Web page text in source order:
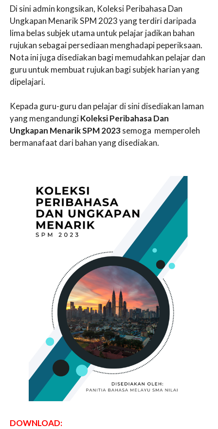
Di sini admin kongsikan, Koleksi Peribahasa Dan
Ungkapan Menarik SPM 2023 yang terdiri daripada
lima belas subjek utama untuk pelajar jadikan bahan
rujukan sebagai persediaan menghadapi peperiksaan.
Nota ini juga disediakan bagi memudahkan pelajar dan
guru untuk membuat rujukan bagi subjek harian yang
dipelajari.
Kepada guru-guru dan pelajar di sini disediakan laman
yang mengandungiKoleksi Peribahasa Dan
Ungkapan Menarik SPM 2023semoga memperoleh
bermanafaat dari bahan yang disediakan.
DOWNLOAD: